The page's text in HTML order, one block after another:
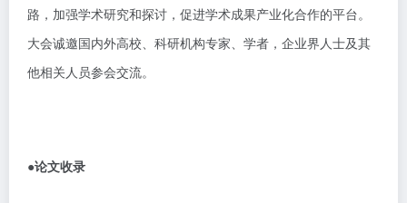
路，加强学术研究和探讨，促进学术成果产业化合作的平台。
大会诚邀国内外高校、科研机构专家、学者，企业界人士及其
他相关人员参会交流。
●论文收录